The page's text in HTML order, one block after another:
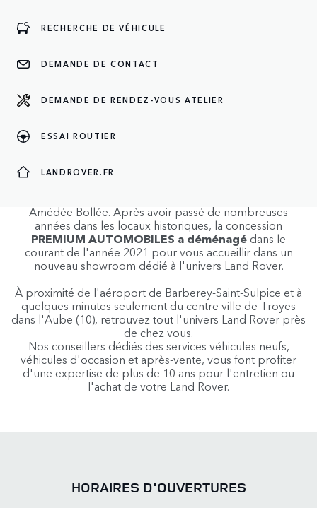
RECHERCHE DE VÉHICULE
DEMANDE DE CONTACT
DEMANDE DE RENDEZ-VOUS ATELIER
ESSAI ROUTIER
LANDROVER.FR
LAND ROVER TROYES
Les équipes de la concession Land Rover (
Amédée Bollée. Après avoir passé de nombreuses
années dans les locaux historiques, la concession
PREMIUM AUTOMOBILES a déménagé dans le
courant de l'année 2021 pour vous accueillir dans un
nouveau showroom dédié à l'univers Land Rover.
À proximité de l'aéroport de Barberey-Saint-Sulpice et à
quelques minutes seulement du centre ville de Troyes
dans l'Aube (10), retrouvez tout l'univers Land Rover près
de chez vous.
Nos conseillers dédiés des services véhicules neufs,
véhicules d'occasion et après-vente, vous font profiter
d'une expertise de plus de 10 ans pour l'entretien ou
l'achat de votre Land Rover.
HORAIRES D'OUVERTURES